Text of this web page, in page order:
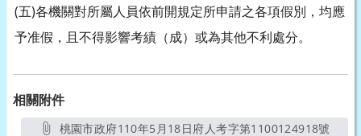
(五)各機關對所屬人員依前開規定所申請之各項假別，均應
予准假，且不得影響考績（成）或為其他不利處分。
相關附件